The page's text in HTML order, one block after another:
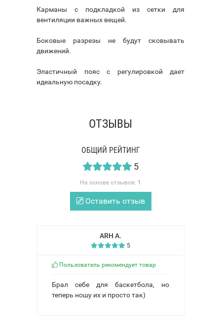
Карманы с подкладкой из сетки для
вентиляции важных вещей.
Боковые разрезы не будут сковывать
движений.
Эластичный пояс с регулировкой дает
идеальную посадку.
ОТЗЫВЫ
ОБЩИЙ РЕЙТИНГ
5
На основе отзывов: 1
Оставить отзыв
ARH A.
5
Пользователь рекомендует товар
Брал себе для баскетбола, но
теперь ношу их и просто так)